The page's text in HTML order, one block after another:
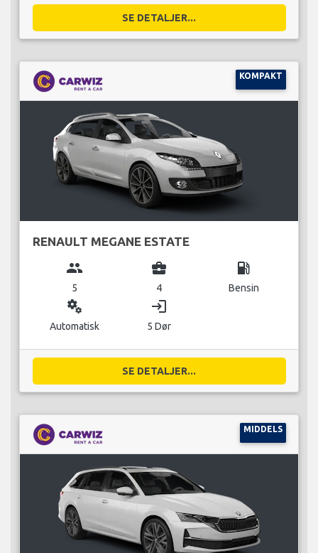
SE DETALJER...
KOMPAKT
RENAULT MEGANE ESTATE
group
5
business_center
4
local_gas_station
Bensin
miscellaneous_services
Automatisk
login
5 Dør
SE DETALJER...
MIDDELS